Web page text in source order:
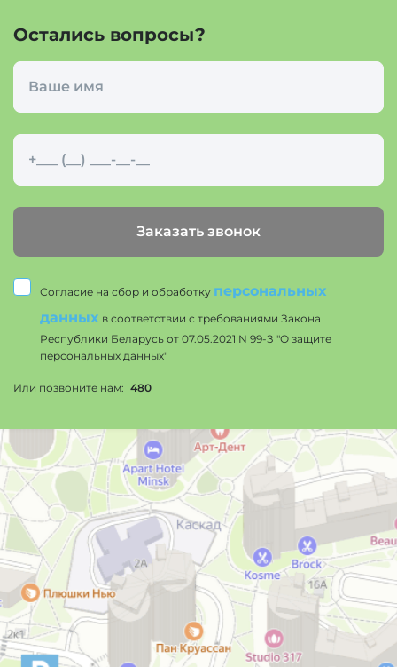
Остались вопросы?
Заказать звонок
Или позвоните нам: 480
Согласие на сбор и обработку персональных
данных в соответствии с требованиями Закона
Республики Беларусь от 07.05.2021 N 99-З "О защите
персональных данных"